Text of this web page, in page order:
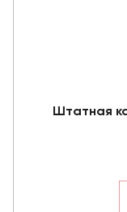
Штатная